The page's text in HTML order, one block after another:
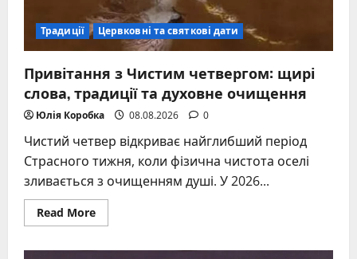
Традиції Цервковні та святкові дати
Привітання з Чистим четвергом: щирі
слова, традиції та духовне очищення
Юлія Коробка 08.08.2026 0
Чистий четвер відкриває найглибший період
Страсного тижня, коли фізична чистота оселі
зливається з очищенням душі. У 2026...
Read MoreRead
more